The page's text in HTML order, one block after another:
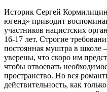
Историк Сергей
югенд» приводит
участников нацистских
16-17 лет. Строгие
постоянная муштра в школе
уверены, что скоро им
чтобы отвоевать
пространство. Но вся
действительность, как